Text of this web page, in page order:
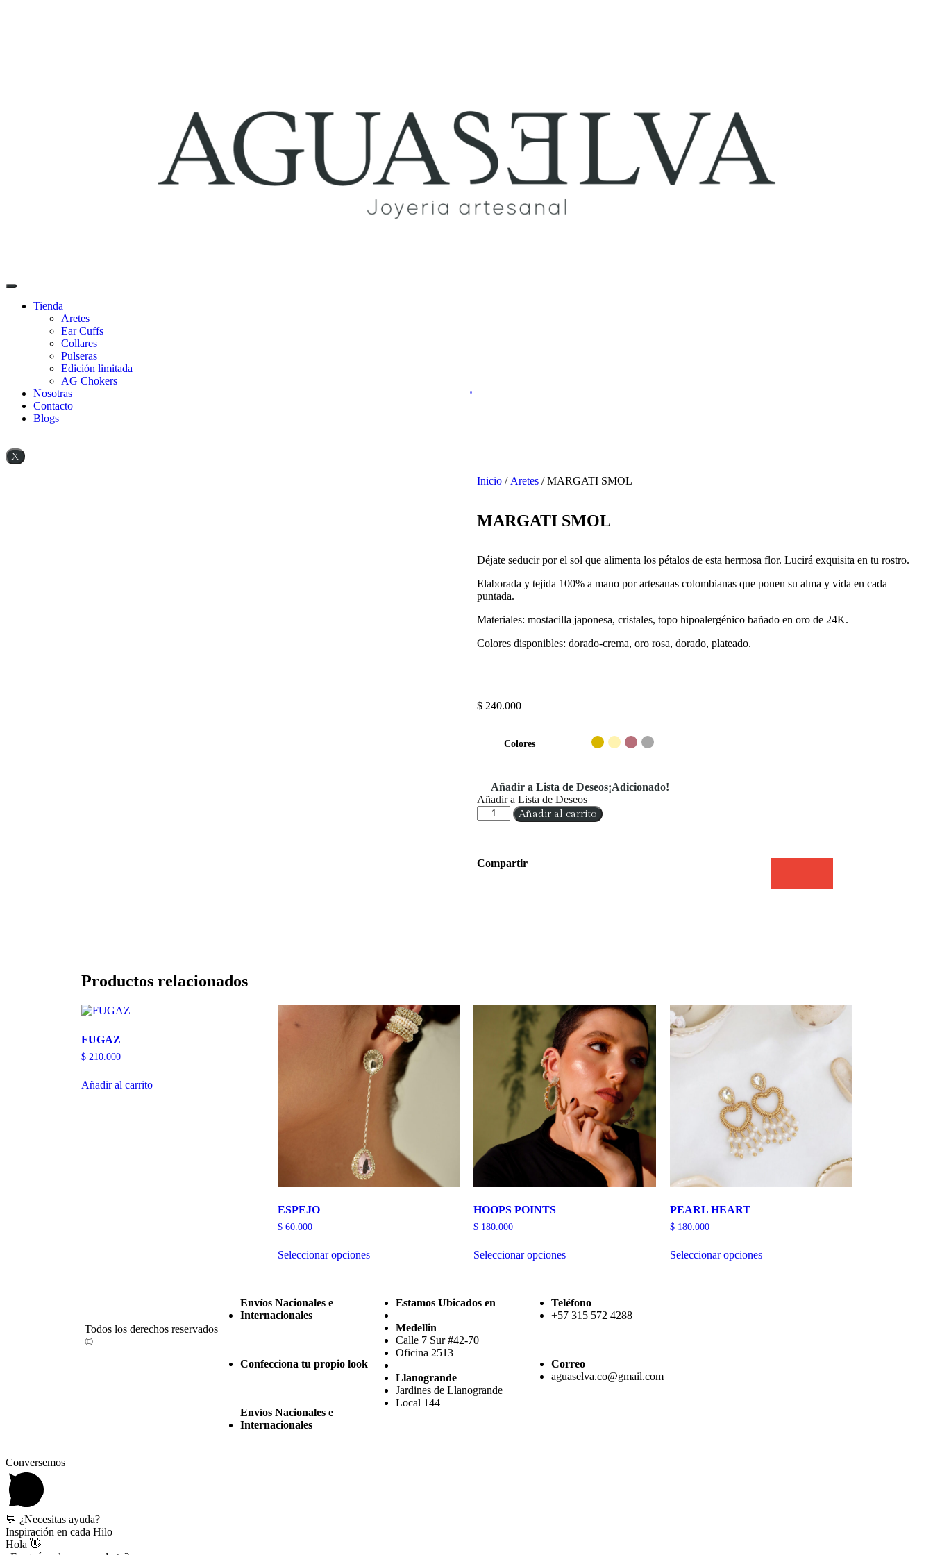
Tienda
Aretes
Ear Cuffs
Collares
Pulseras
Edición limitada
AG Chokers
Nosotras
Contacto
Blogs
X
0
Inicio /Aretes / MARGATI SMOL
MARGATI SMOL
Déjate seducir por el sol que alimenta los pétalos de esta hermosa flor. Lucirá exquisita en tu rostro.
Elaborada y tejida 100% a mano por artesanas colombianas que ponen su alma y vida en cada
puntada.
Materiales: mostacilla japonesa, cristales, topo hipoalergénico bañado en oro de 24K.
Colores disponibles: dorado-crema, oro rosa, dorado, plateado.
$ 240.000
Colores
Añadir a Lista de Deseos¡Adicionado!
Añadir a Lista de Deseos
Añadir al carrito
Compartir
Productos relacionados
FUGAZ
$ 210.000
Añadir al carrito
ESPEJO
$60.000
Seleccionar opciones
HOOPS POINTS
$ 180.000
Seleccionar opciones
PEARL HEART
$180.000
Seleccionar opciones
Todos los derechos reservados
©
Envíos Nacionales e
Internacionales
Confecciona tu propio look
Envíos Nacionales e
Internacionales
Estamos Ubicados en
Medellin
Calle 7 Sur #42-70
Oficina 2513
Llanogrande
Jardines de Llanogrande
Local 144
Teléfono
+57 315 572 4288
Correo
aguaselva.co@gmail.com
Conversemos
💬 ¿Necesitas ayuda?
Inspiración en cada Hilo
Hola 👋